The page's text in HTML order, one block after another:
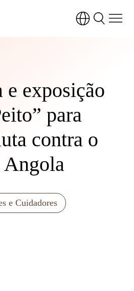
e exposição
para
contra o
Angola
e Cuidadores